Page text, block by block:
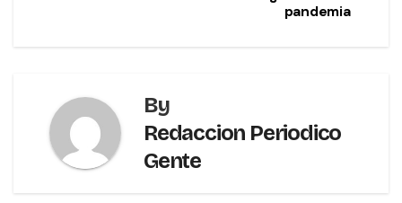
pandemia
By
Redaccion Periodico
Gente